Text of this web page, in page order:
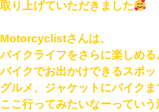
取り上げていただきました
Motorcyclistさんは、
バイクライフをさらに楽しめる
バイクでお出かけできるスポッ
グルメ、ジャケットにバイクま
ここ行ってみたいなーっていう